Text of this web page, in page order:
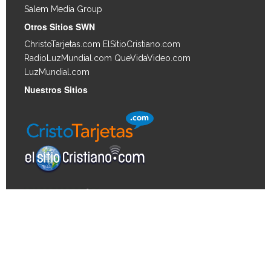
Salem Media Group
Otros Sitios SWN
ChristoTarjetas.com ElSitioCristiano.com
RadioLuzMundial.com QueVidaVideo.com
LuzMundial.com
Nuestros Sitios